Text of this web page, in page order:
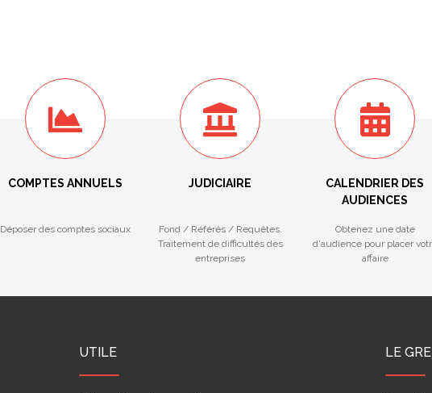
COMPTES ANNUELS
Déposer des comptes sociaux
JUDICIAIRE
Fond / Référés / Requêtes.
Traitement de difficultés des
entreprises
CALENDRIER DES
AUDIENCES
Obtenez une date
d'audience pour placer
affaire
UTILE LE